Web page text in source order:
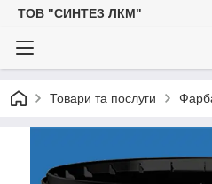
ТОВ "СИНТЕЗ ЛКМ"
Товари та послуги